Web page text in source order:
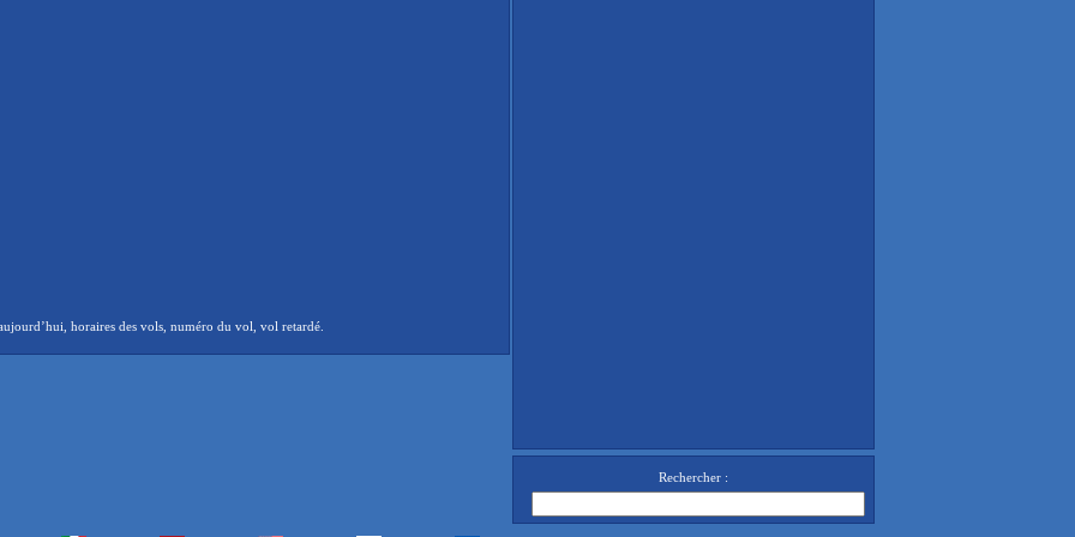
horaires des vols, numéro du vol, vol retardé.
Rechercher :